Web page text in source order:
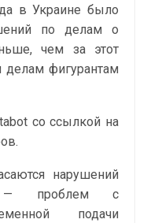
в Украине было
по делам о
чем за этот
фигурантам
со ссылкой на
нарушений
— проблем с
подачи